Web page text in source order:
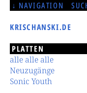
NAVIGATION
KRISCHANSKI.DE
PLATTEN
alle alle alle
Neuzugänge
Sonic Youth